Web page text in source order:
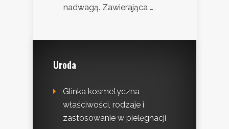
nadwagą. Zawierająca …
Uroda
Glinka kosmetyczna –
właściwości, rodzaje i
zastosowanie w pielęgnacji